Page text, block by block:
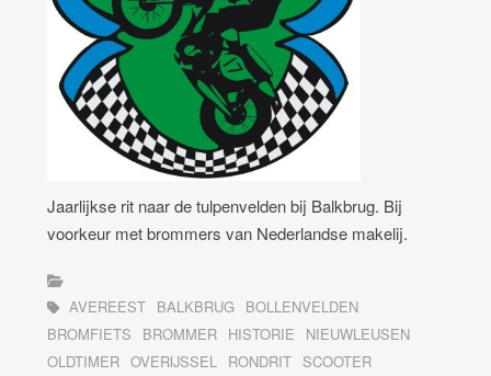
Jaarlijkse rit naar de tulpenvelden bij Balkbrug. Bij
voorkeur met brommers van Nederlandse makelij.
AVEREEST BALKBRUG
BOLLENVELDEN
BROMFIETS
BROMMER HISTORIE
NIEUWLEUSEN
OLDTIMER OVERIJSSEL RONDRIT SCOOTER